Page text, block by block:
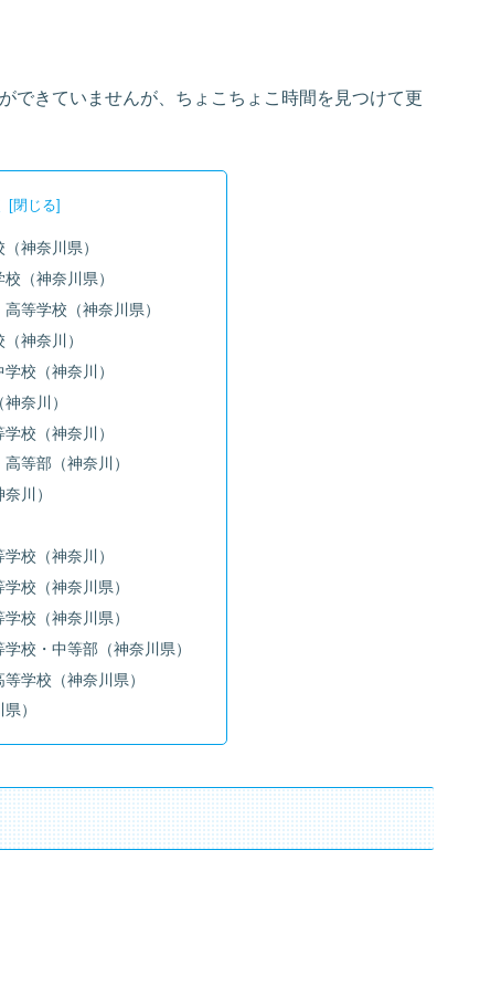
できていませんが、ちょこちょこ時間を見つけて更
神奈川県）
（神奈川県）
等学校（神奈川県）
神奈川）
校（神奈川）
奈川）
校（神奈川）
等部（神奈川）
川）
校（神奈川）
校（神奈川県）
校（神奈川県）
校・中等部（神奈川県）
学校（神奈川県）
）